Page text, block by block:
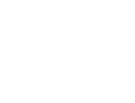
gaatjes in de folie. Plaats het
rusten voor het verwijderen van